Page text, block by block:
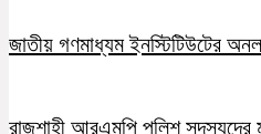
জাতীয় গণমাধ্যম ইনস্টিটিউটের
রাজশাহী আরএমপি পুলিশ সদস্যদের